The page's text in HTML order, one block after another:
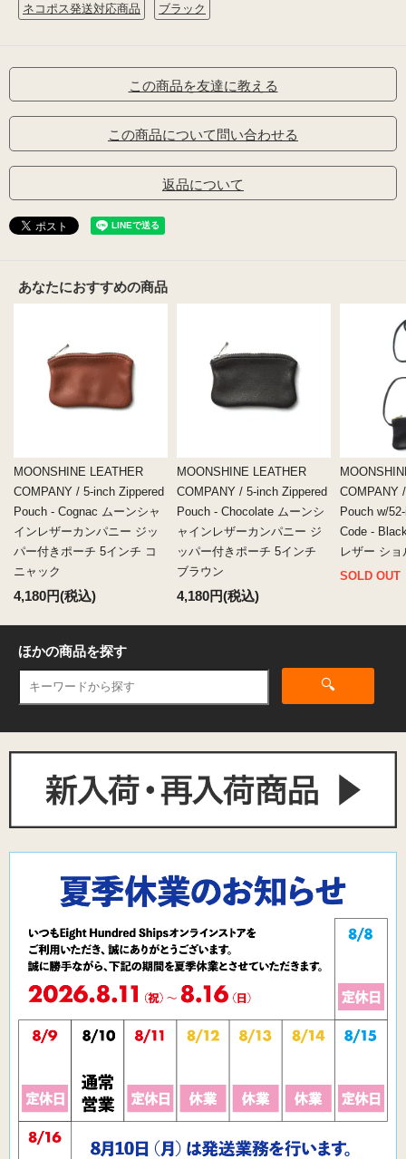
ネコポス発送対応商品 ブラック
この商品を友達に教える
この商品について問い合わせる
返品について
あなたにおすすめの商品
MOONSHINE LEATHER
COMPANY / 5-inch Zippered
Pouch - Cognac ムーンシャ
インレザーカンパニー ジッ
パー付きポーチ 5インチ コ
ニャック
4,180円(税込)
MOONSHINE LEATHER
COMPANY / 5-inch Zippered
Pouch - Chocolate ムーンシ
ャインレザーカンパニー ジ
ッパー付きポーチ 5インチ
ブラウン
4,180円(税込)
COMPANY
Pouch w/
Code -
レザー シ
SOLD OUT
ほかの商品を探す
🔍